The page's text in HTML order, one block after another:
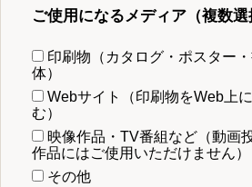
ご使用になるメディア（複数選
印刷物（カタログ・ポスター
体）
Webサイト（印刷物をWeb上
む）
映像作品・TV番組など（動画
作品にはご使用いただけません）
その他